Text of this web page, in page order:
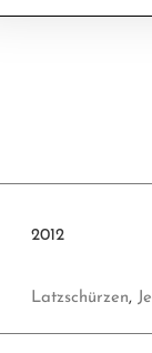
2012
Latzschürzen,